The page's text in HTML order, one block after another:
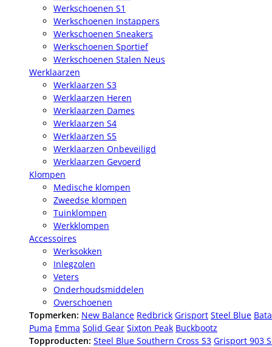
Werkschoenen S1
Werkschoenen Instappers
Werkschoenen Sneakers
Werkschoenen Sportief
Werkschoenen Stalen Neus
Werklaarzen
Werklaarzen S3
Werklaarzen Heren
Werklaarzen Dames
Werklaarzen S4
Werklaarzen S5
Werklaarzen Onbeveiligd
Werklaarzen Gevoerd
Klompen
Medische klompen
Zweedse klompen
Tuinklompen
Werkklompen
Accessoires
Werksokken
Inlegzolen
Veters
Onderhoudsmiddelen
Overschoenen
Topmerken: New Balance Redbrick Grisport Steel Blue Bata
Puma Emma Solid Gear Sixton Peak Buckbootz
Topproducten: Steel Blue Southern Cross S3 Grisport 903